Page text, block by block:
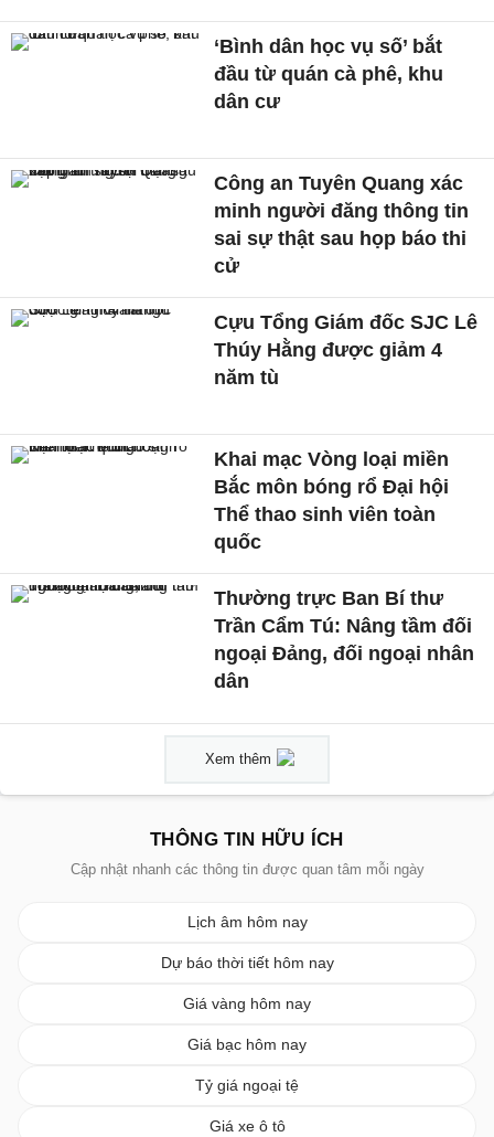
‘Bình dân học vụ số’ bắt
đầu từ quán cà phê, khu
dân cư
Công an Tuyên Quang xác
minh người đăng thông tin
sai sự thật sau họp báo thi
cử
Cựu Tổng Giám đốc SJC Lê
Thúy Hằng được giảm 4
năm tù
Khai mạc Vòng loại miền
Bắc môn bóng rổ Đại hội
Thể thao sinh viên toàn
quốc
Thường trực Ban Bí thư
Trần Cẩm Tú: Nâng tầm đối
ngoại Đảng, đối ngoại nhân
dân
Xem thêm
THÔNG TIN HỮU ÍCH
Cập nhật nhanh các thông tin được quan tâm mỗi ngày
Lịch âm hôm nay
Dự báo thời tiết hôm nay
Giá vàng hôm nay
Giá bạc hôm nay
Tỷ giá ngoại tệ
Giá xe ô tô